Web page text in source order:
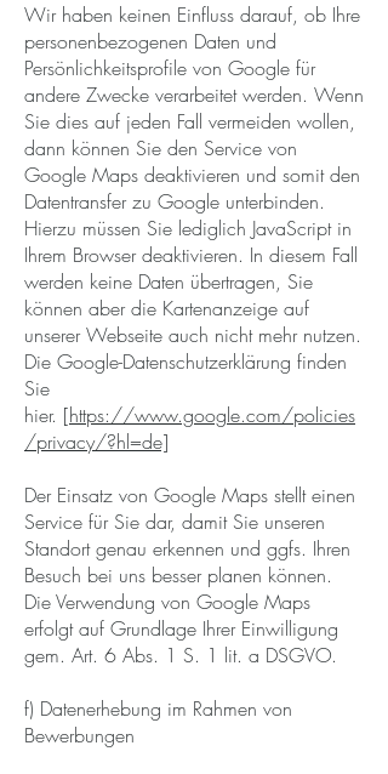
Wir haben keinen Einfluss darauf, ob Ihre
personenbezogenen Daten und
Persönlichkeitsprofile von Google für
andere Zwecke verarbeitet werden. Wenn
Sie dies auf jeden Fall vermeiden wollen,
dann können Sie den Service von
Google Maps deaktivieren und somit den
Datentransfer zu Google unterbinden.
Hierzu müssen Sie lediglich JavaScript in
Ihrem Browser deaktivieren. In diesem Fall
werden keine Daten übertragen, Sie
können aber die Kartenanzeige auf
unserer Webseite auch nicht mehr nutzen.
Die Google-Datenschutzerklärung finden
Sie
hier. [https://www.google.com/policies
/privacy/?hl=de]
Der Einsatz von Google Maps stellt einen
Service für Sie dar, damit Sie unseren
Standort genau erkennen und ggfs. Ihren
Besuch bei uns besser planen können.
Die Verwendung von Google Maps
erfolgt auf Grundlage Ihrer Einwilligung
gem. Art. 6 Abs. 1 S. 1 lit. a DSGVO.
f) Datenerhebung im Rahmen von
Bewerbungen